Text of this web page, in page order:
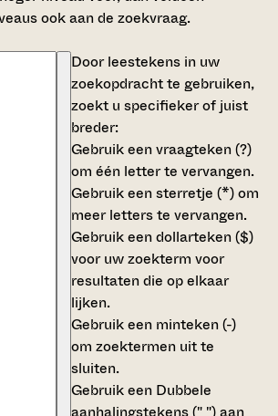
ook aan de zoekvraag.
Door leestekens in uw
zoekopdracht te gebruiken,
zoekt u specifieker of juist
breder:
Gebruik eenvraagteken (?)
om één letter te vervangen.
Gebruik eensterretje (*)om
meer letters te vervangen.
Gebruik eendollarteken ($)
voor uw zoekterm voor
resultaten die op elkaar
lijken.
Gebruik een minteken (-)
om zoektermen uit te
sluiten.
Gebruik een Dubbele
aanhalingstekens (" ")aan